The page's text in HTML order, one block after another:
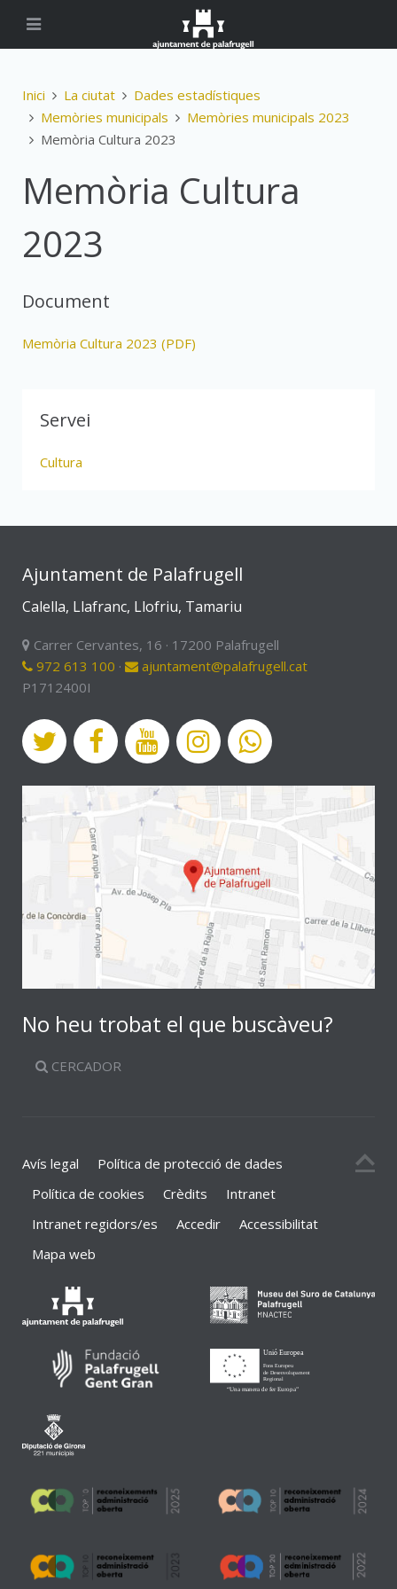
Inici La ciutat
Dades estadístiques
Memòries municipals
Memòries municipals 2023
Memòria Cultura 2023
Memòria Cultura
2023
Document
Memòria Cultura 2023 (PDF)
Servei
Cultura
Ajuntament de Palafrugell
Calella, Llafranc, Llofriu, Tamariu
Carrer Cervantes, 16 · 17200 Palafrugell
972 613 100 ·
ajuntament@palafrugell.cat
P1712400I
No heu trobat el que buscàveu?
CERCADOR
Avís legal
Política de protecció de dades
Política de cookies
Crèdits
Intranet
Intranet regidors/es
Accedir
Accessibilitat
Mapa web